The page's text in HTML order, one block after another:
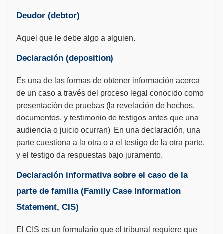
Deudor (debtor)
Aquel que le debe algo a alguien.
Declaración (deposition)
Es una de las formas de obtener información acerca
de un caso a través del proceso legal conocido como
presentación de pruebas (la revelación de hechos,
documentos, y testimonio de testigos antes que una
audiencia o juicio ocurran). En una declaración, una
parte cuestiona a la otra o a el testigo de la otra parte,
y el testigo da respuestas bajo juramento.
Declaración informativa sobre el caso de la
parte de familia (Family Case Information
Statement, CIS)
El CIS es un formulario que el tribunal requiere que